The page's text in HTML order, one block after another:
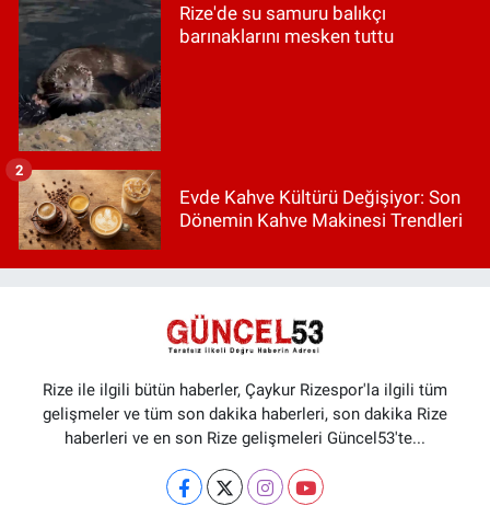
Rize'de su samuru balıkçı
barınaklarını mesken tuttu
Evde Kahve Kültürü Değişiyor: Son
Dönemin Kahve Makinesi Trendleri
2
Rize ile ilgili bütün haberler, Çaykur Rizespor'la ilgili tüm
gelişmeler ve tüm son dakika haberleri, son dakika Rize
haberleri ve en son Rize gelişmeleri Güncel53'te...